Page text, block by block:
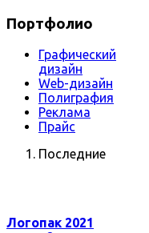
Портфолио
Графический
дизайн
Web-дизайн
Полиграфия
Реклама
Прайс
Последние
Логопак 2021